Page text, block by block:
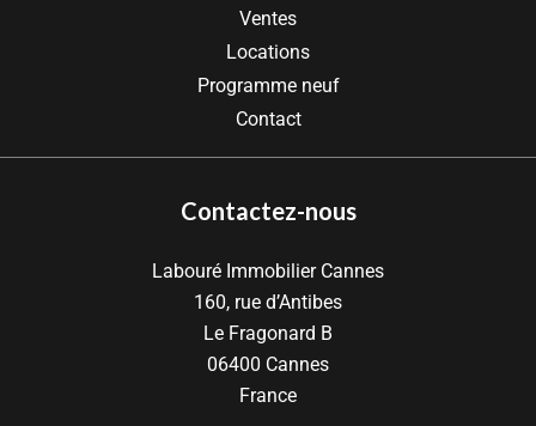
Ventes
Locations
Programme neuf
Contact
Contactez-nous
Labouré Immobilier Cannes
160, rue d’Antibes
Le Fragonard B
06400 Cannes
France